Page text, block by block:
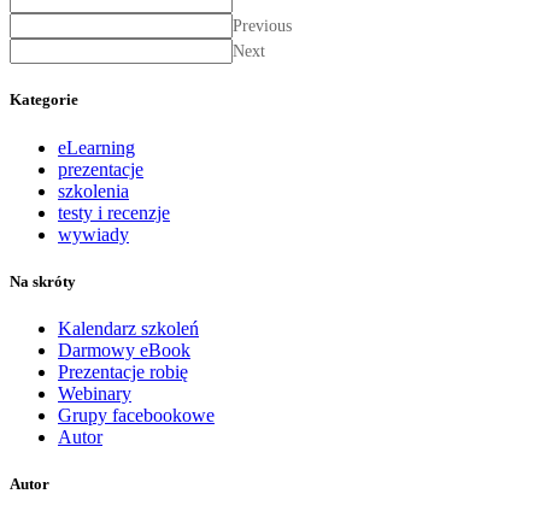
Previous
Next
Kategorie
eLearning
prezentacje
szkolenia
testy i recenzje
wywiady
Na skróty
Kalendarz szkoleń
Darmowy eBook
Prezentacje robię
Webinary
Grupy facebookowe
Autor
Autor